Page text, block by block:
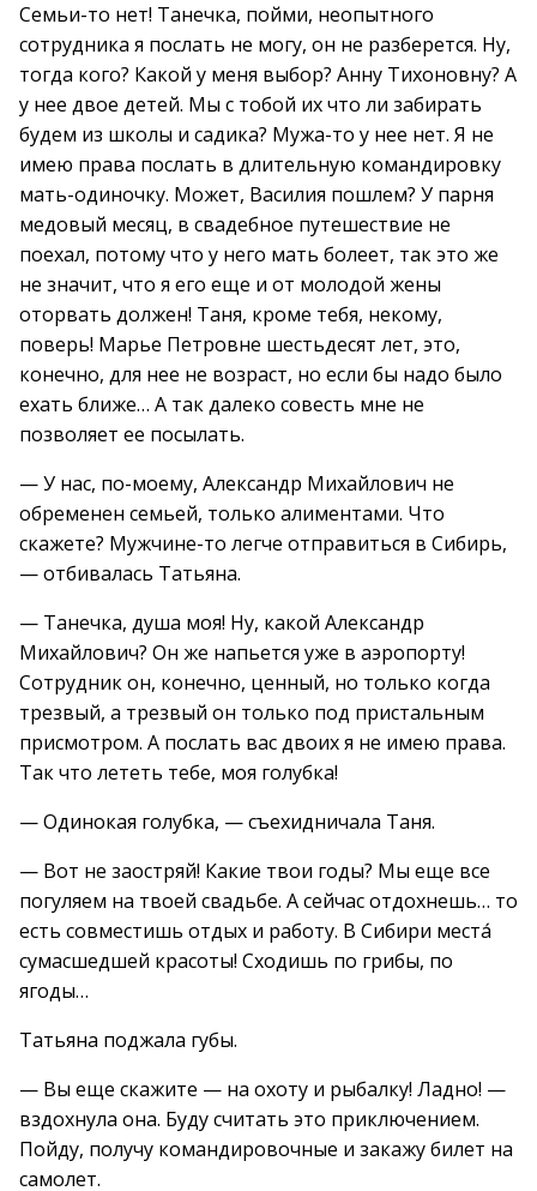
Семьи-то нет! Танечка, пойми, неопытного
сотрудника я послать не могу, он не разберется. Ну,
тогда кого? Какой у меня выбор? Анну Тихоновну? А
у нее двое детей. Мы с тобой их что ли забирать
будем из школы и садика? Мужа-то у нее нет. Я не
имею права послать в длительную командировку
мать-одиночку. Может, Василия пошлем? У парня
медовый месяц, в свадебное путешествие не
поехал, потому что у него мать болеет, так это же
не значит, что я его еще и от молодой жены
оторвать должен! Таня, кроме тебя, некому,
поверь! Марье Петровне шестьдесят лет, это,
конечно, для нее не возраст, но если бы надо было
ехать ближе… А так далеко совесть мне не
позволяет ее посылать.
— У нас, по-моему, Александр Михайлович не
обременен семьей, только алиментами. Что
скажете? Мужчине-то легче отправиться в Сибирь,
— отбивалась Татьяна.
— Танечка, душа моя! Ну, какой Александр
Михайлович? Он же напьется уже в аэропорту!
Сотрудник он, конечно, ценный, но только когда
трезвый, а трезвый он только под пристальным
присмотром. А послать вас двоих я не имею права.
Так что лететь тебе, моя голубка!
— Одинокая голубка, — съехидничала Таня.
— Вот не заостряй! Какие твои годы? Мы еще все
погуляем на твоей свадьбе. А сейчас отдохнешь… то
есть совместишь отдых и работу. В Сибири места́
сумасшедшей красоты! Сходишь по грибы, по
ягоды…
Татьяна поджала губы.
— Вы еще скажите — на охоту и рыбалку! Ладно! —
вздохнула она. Буду считать это приключением.
Пойду, получу командировочные и закажу билет на
самолет.